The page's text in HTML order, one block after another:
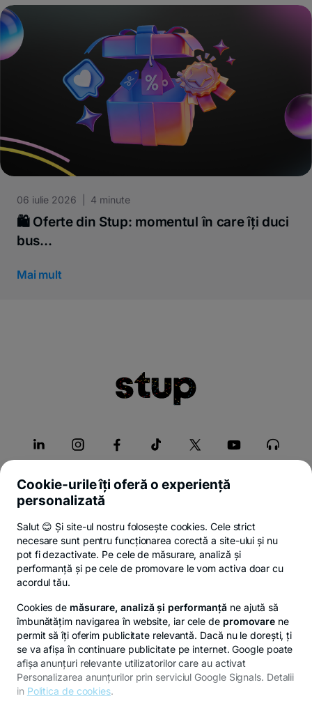
06 iulie 2026 | 4 minute
🛍️ Oferte din Stup: momentul în care îți duci
bus...
Mai mult
Despre Stup
Servicii
Legal
© Copyright 2026 Banca Transilvania. Toate drepturile
rezervate.
Cookie-urile îți oferă o experiență
personalizată
Salut 😊 Și site-ul nostru folosește cookies. Cele strict
necesare sunt pentru funcționarea corectă a site-ului și nu
pot fi dezactivate. Pe cele de măsurare, analiză și
performanță și pe cele de promovare le vom activa doar cu
acordul tău.
Cookies de măsurare, analiză și performanță ne ajută să
îmbunătățim navigarea în website, iar cele de promovare ne
permit să îți oferim publicitate relevantă. Dacă nu le dorești, ți
se va afișa în continuare publicitate pe internet. Google poate
afișa anunțuri relevante utilizatorilor care au activat
Personalizarea anunțurilor prin serviciul Google Signals. Detalii
in Politica de cookies.